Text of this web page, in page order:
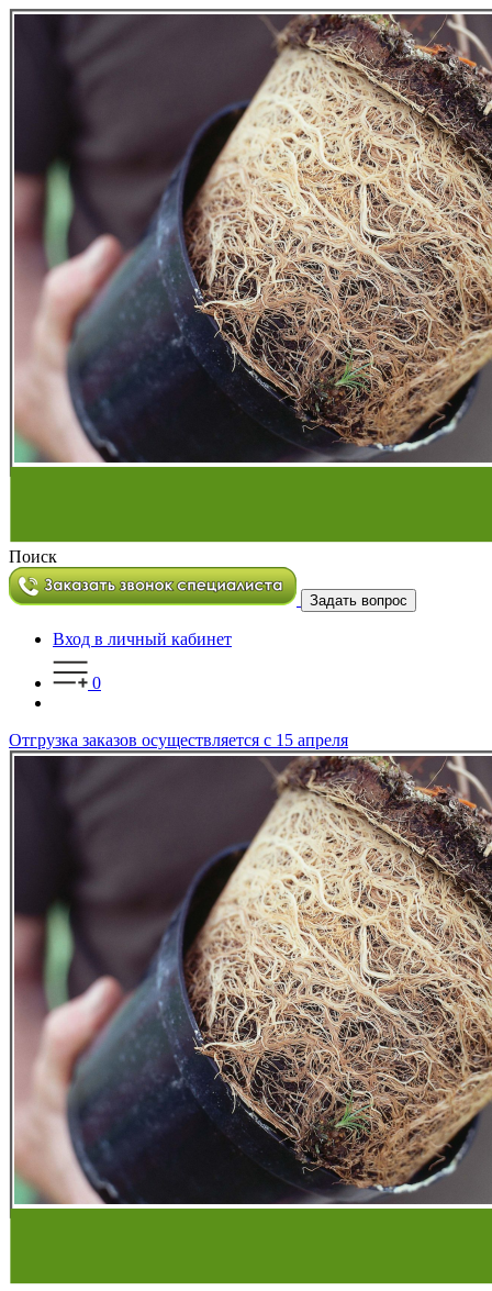
Поиск
Задать вопрос
Вход в личный кабинет
0
Отгрузка заказов осуществляется с 15 апреля